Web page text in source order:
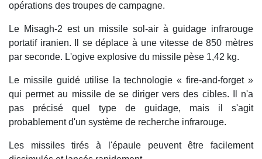
opérations des troupes de campagne.
Le Misagh-2 est un missile sol-air à guidage infrarouge
portatif iranien. Il se déplace à une vitesse de 850 mètres
par seconde. L'ogive explosive du missile pèse 1,42 kg.
Le missile guidé utilise la technologie « fire-and-forget »
qui permet au missile de se diriger vers des cibles. Il n'a
pas précisé quel type de guidage, mais il s'agit
probablement d'un système de recherche infrarouge.
Les missiles tirés à l'épaule peuvent être facilement